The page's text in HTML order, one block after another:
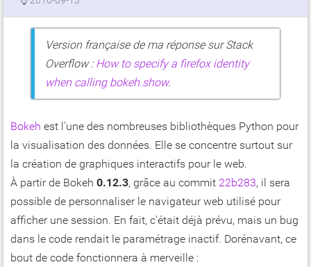
Version française de ma réponse sur Stack
Overflow :How to specify a firefox identity
when calling bokeh.show.
Bokeh est l'une des nombreuses bibliothèques Python pour
la visualisation des données. Elle se concentre surtout sur
la création de graphiques interactifs pour le web.
À partir de Bokeh 0.12.3, grâce au commit 22b283, il sera
possible de personnaliser le navigateur web utilisé pour
afficher une session. En fait, c'était déjà prévu, mais un bug
dans le code rendait le paramétrage inactif. Dorénavant, ce
bout de code fonctionnera à merveille :